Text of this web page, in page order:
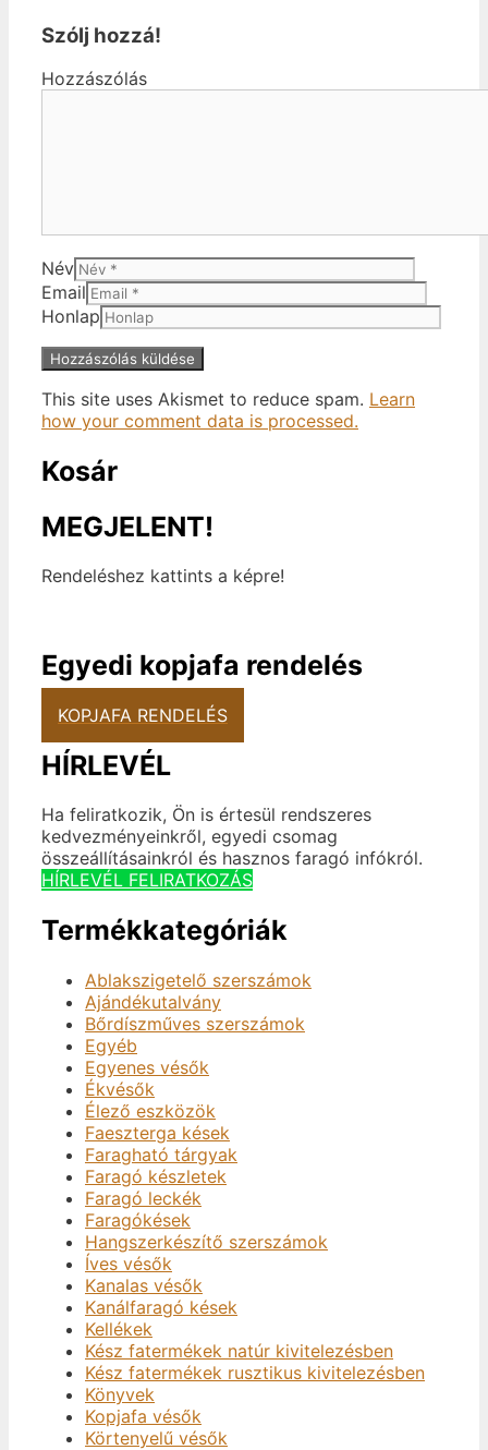
Szólj hozzá!
Hozzászólás
Név
Email
Honlap
This site uses Akismet to reduce spam. Learn
how your comment data is processed.
Kosár
MEGJELENT!
Rendeléshez kattints a képre!
Egyedi kopjafa rendelés
KOPJAFA RENDELÉS
HÍRLEVÉL
Ha feliratkozik, Ön is értesül rendszeres
kedvezményeinkről, egyedi csomag
összeállításainkról és hasznos faragó infókról.
HÍRLEVÉL FELIRATKOZÁS
Termékkategóriák
Ablakszigetelő szerszámok
Ajándékutalvány
Bőrdíszműves szerszámok
Egyéb
Egyenes vésők
Ékvésők
Élező eszközök
Faeszterga kések
Faragható tárgyak
Faragó készletek
Faragó leckék
Faragókések
Hangszerkészítő szerszámok
Íves vésők
Kanalas vésők
Kanálfaragó kések
Kellékek
Kész fatermékek natúr kivitelezésben
Kész fatermékek rusztikus kivitelezésben
Könyvek
Kopjafa vésők
Körtenyelű vésők